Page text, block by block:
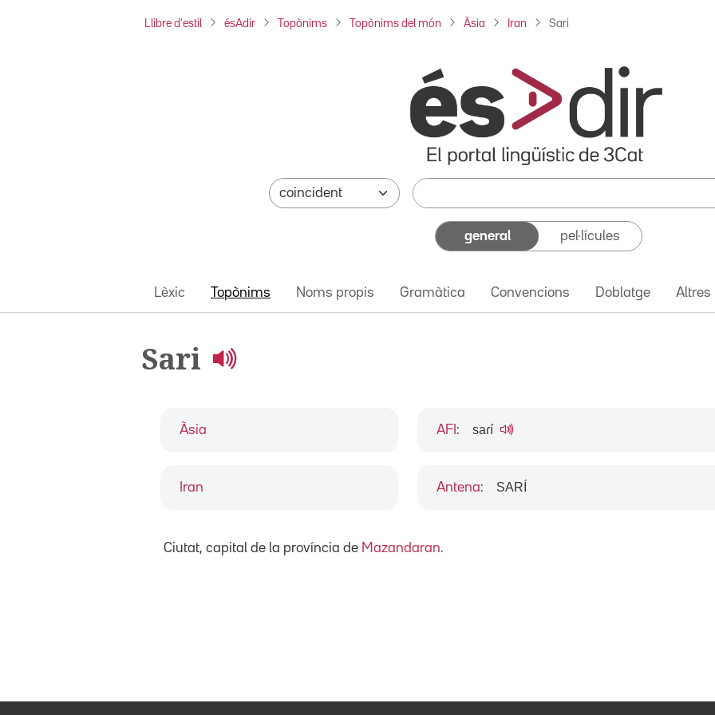
Llibre d'estil ésAdir Topònims Topònims del món Àsia Iran Sari
general pel·lícules
Lèxic Topònims Noms propis Gramàtica Convencions Doblatge Altres
Sari
Àsia
Iran
AFI : saɾí
Antena: SARÍ
Ciutat, capital de la província de Mazandaran.